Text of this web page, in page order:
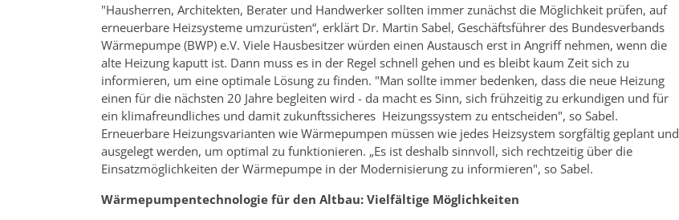
"Hausherren, Architekten, Berater und Handwerker sollten immer zunächst die Möglichkeit prüfen, auf
erneuerbare Heizsysteme umzurüsten“, erklärt Dr. Martin Sabel, Geschäftsführer des Bundesverbands
Wärmepumpe (BWP) e.V. Viele Hausbesitzer würden einen Austausch erst in Angriff nehmen, wenn die
alte Heizung kaputt ist. Dann muss es in der Regel schnell gehen und es bleibt kaum Zeit sich zu
informieren, um eine optimale Lösung zu finden. "Man sollte immer bedenken, dass die neue Heizung
einen für die nächsten 20 Jahre begleiten wird - da macht es Sinn, sich frühzeitig zu erkundigen und für
ein klimafreundliches und damit zukunftssicheres Heizungssystem zu entscheiden", so Sabel.
Erneuerbare Heizungsvarianten wie Wärmepumpen müssen wie jedes Heizsystem sorgfältig geplant und
ausgelegt werden, um optimal zu funktionieren. „Es ist deshalb sinnvoll, sich rechtzeitig über die
Einsatzmöglichkeiten der Wärmepumpe in der Modernisierung zu informieren", so Sabel.
Wärmepumpentechnologie für den Altbau: Vielfältige Möglichkeiten